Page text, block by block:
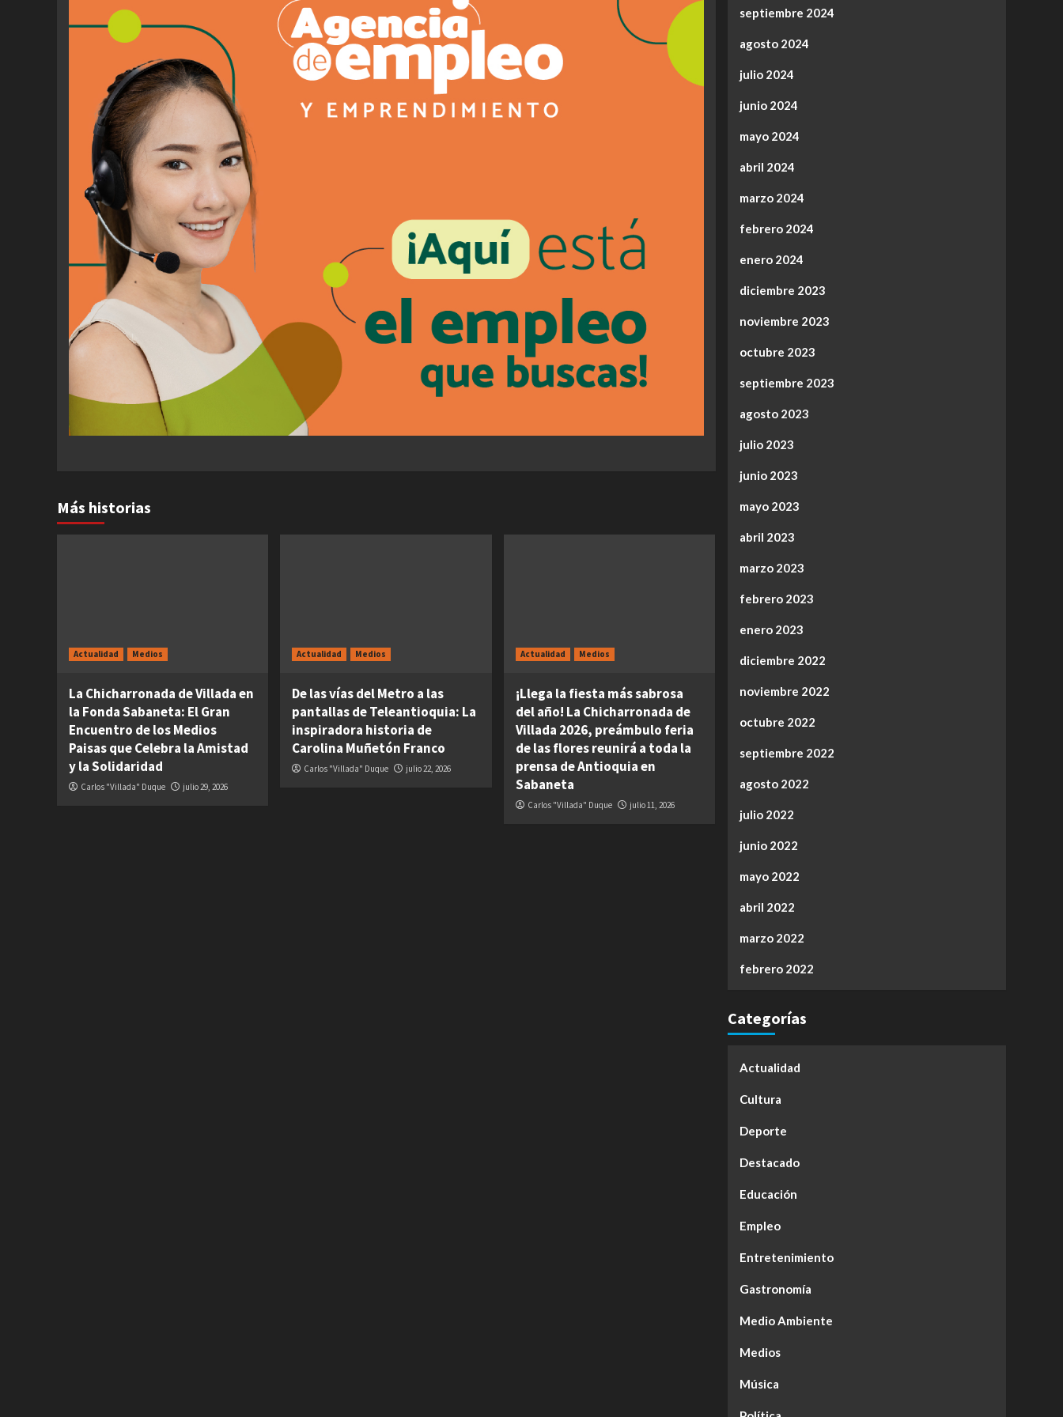
Más historias
Actualidad Medios
La Chicharronada de Villada en
la Fonda Sabaneta: El Gran
Encuentro de los Medios
Paisas que Celebra la Amistad
y la Solidaridad
Carlos "Villada" Duque julio 29, 2026
Actualidad Medios
De las vías del Metro a las
pantallas de Teleantioquia: La
inspiradora historia de
Carolina Muñetón Franco
Carlos "Villada" Duque julio 22, 2026
Actualidad Medios
¡Llega la fiesta más sabrosa
del año! La Chicharronada de
Villada 2026, preámbulo feria
de las flores reunirá a toda la
prensa de Antioquia en
Sabaneta
Carlos "Villada" Duque julio 11, 2026
septiembre 2024
agosto 2024
julio 2024
junio 2024
mayo 2024
abril 2024
marzo 2024
febrero 2024
enero 2024
diciembre 2023
noviembre 2023
octubre 2023
septiembre 2023
agosto 2023
julio 2023
junio 2023
mayo 2023
abril 2023
marzo 2023
febrero 2023
enero 2023
diciembre 2022
noviembre 2022
octubre 2022
septiembre 2022
agosto 2022
julio 2022
junio 2022
mayo 2022
abril 2022
marzo 2022
febrero 2022
Categorías
Actualidad
Cultura
Deporte
Destacado
Educación
Empleo
Entretenimiento
Gastronomía
Medio Ambiente
Medios
Música